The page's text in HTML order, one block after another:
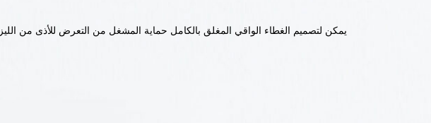
يمكن لتصميم الغطاء الواقي المغلق بالكامل حماية المشغل من التعرض للأذى من